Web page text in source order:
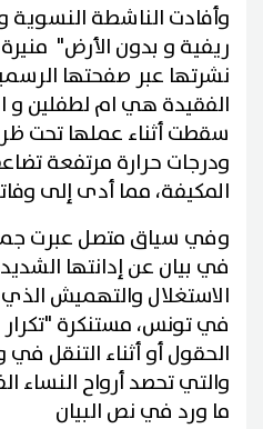
وأفادت الناشطة
ريفية و بدون الأرض"
نشرتها عبر صفحتها
الفقيدة هي ام لطفلين و
سقطت أثناء عملها تحت
ودرجات حرارة مرتفعة
المكيفة، مما أدى إلى
وفي سياق متصل عبرت
في بيان عن إدانتها
الاستغلال والتهميش
في تونس، مستنكرة
الحقول أو أثناء التنقل
والتي تحصد أرواح
ما ورد في نص البيان